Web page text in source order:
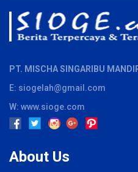
PT. MISCHA SINGARIBU
E: siogelah@gmail.com
W: www.sioge.com
About Us